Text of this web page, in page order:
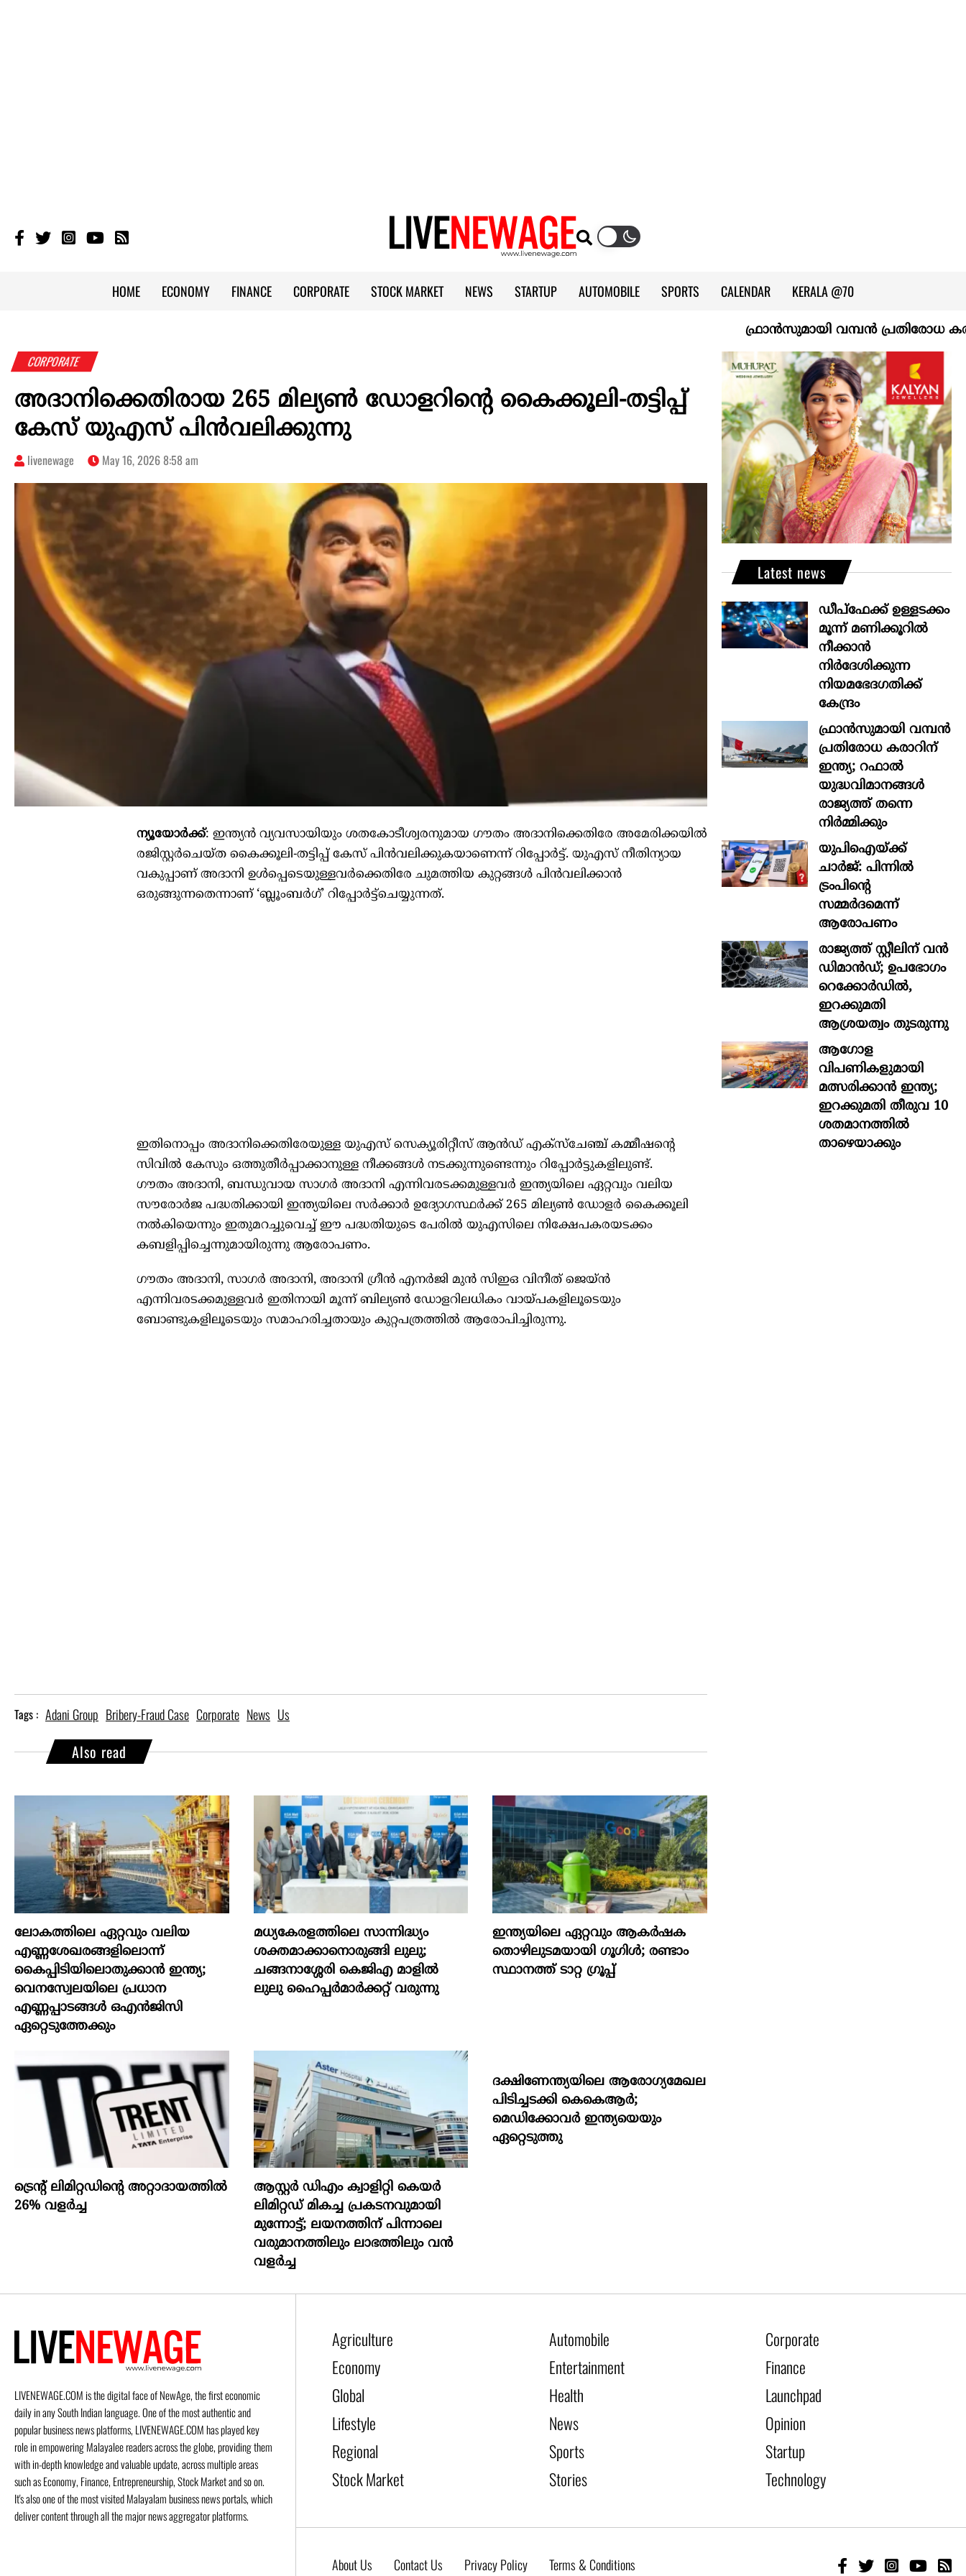
HOME ECONOMY FINANCE CORPORATE STOCK MARKET NEWS STARTUP AUTOMOBILE SPORTS CALENDAR KERALA @70
ഫ്രാൻസുമായി വമ്പന്‍ പ്രതിരോധ കരാറിന്
CORPORATE
അദാനിക്കെതിരായ 265 മില്യൺ ഡോളറിന്റെ കൈക്കൂലി-തട്ടിപ്പ്
കേസ് യുഎസ് പിൻവലിക്കുന്നു
livenewage May 16, 2026 8:58 am
ന്യൂയോർക്ക്: ഇന്ത്യൻ വ്യവസായിയും ശതകോടീശ്വരനുമായ ഗൗതം അദാനിക്കെതിരേ അമേരിക്കയിൽ
രജിസ്റ്റർചെയ്ത കൈക്കൂലി-തട്ടിപ്പ് കേസ് പിൻവലിക്കുകയാണെന്ന് റിപ്പോർട്ട്. യുഎസ് നീതിന്യായ
വകുപ്പാണ് അദാനി ഉൾപ്പെടെയുള്ളവർക്കെതിരേ ചുമത്തിയ കുറ്റങ്ങൾ പിൻവലിക്കാൻ
ഒരുങ്ങുന്നതെന്നാണ് ‘ബ്ലൂംബർഗ്’ റിപ്പോർട്ട്‌ചെയ്യുന്നത്.
ഇതിനൊപ്പം അദാനിക്കെതിരേയുള്ള യുഎസ് സെക്യൂരിറ്റീസ് ആൻഡ് എക്‌സ്‌ചേഞ്ച് കമ്മീഷന്റെ
സിവിൽ കേസും ഒത്തുതീർപ്പാക്കാനുള്ള നീക്കങ്ങൾ നടക്കുന്നുണ്ടെന്നും റിപ്പോർട്ടുകളിലുണ്ട്.
ഗൗതം അദാനി, ബന്ധുവായ സാഗർ അദാനി എന്നിവരടക്കമുള്ളവർ ഇന്ത്യയിലെ ഏറ്റവും വലിയ
സൗരോർജ പദ്ധതിക്കായി ഇന്ത്യയിലെ സർക്കാർ ഉദ്യോഗസ്ഥർക്ക് 265 മില്യൺ ഡോളർ കൈക്കൂലി
നൽകിയെന്നും ഇതുമറച്ചുവെച്ച് ഈ പദ്ധതിയുടെ പേരിൽ യുഎസിലെ നിക്ഷേപകരയടക്കം
കബളിപ്പിച്ചെന്നുമായിരുന്നു ആരോപണം.
ഗൗതം അദാനി, സാഗർ അദാനി, അദാനി ഗ്രീൻ എനർജി മുൻ സിഇഒ വിനീത് ജെയ്ൻ
എന്നിവരടക്കമുള്ളവർ ഇതിനായി മൂന്ന് ബില്യൺ ഡോളറിലധികം വായ്പകളിലൂടെയും
ബോണ്ടുകളിലൂടെയും സമാഹരിച്ചതായും കുറ്റപത്രത്തിൽ ആരോപിച്ചിരുന്നു.
Tags : Adani Group Bribery-Fraud Case Corporate News Us
Also read
ലോകത്തിലെ ഏറ്റവും വലിയ
എണ്ണശേഖരങ്ങളിലൊന്ന്
കൈപ്പിടിയിലൊതുക്കാന്‍ ഇന്ത്യ;
വെനസ്വേലയിലെ പ്രധാന
എണ്ണപ്പാടങ്ങള്‍ ഒഎന്‍ജിസി
ഏറ്റെടുത്തേക്കും
മധ്യകേരളത്തിലെ സാന്നിദ്ധ്യം
ശക്തമാക്കാനൊരുങ്ങി ലുലു;
ചങ്ങനാശ്ശേരി കെജിഎ മാളിൽ
ലുലു ഹൈപ്പർമാർക്കറ്റ് വരുന്നു
ഇന്ത്യയിലെ ഏറ്റവും ആകര്‍ഷക
തൊഴിലുടമയായി ഗൂഗിള്‍; രണ്ടാം
സ്ഥാനത്ത് ടാറ്റ ഗ്രൂപ്പ്
ട്രെന്റ് ലിമിറ്റഡിന്റെ അറ്റാദായത്തിൽ
26% വളര്‍ച്ച
ആസ്റ്റർ ഡിഎം ക്വാളിറ്റി കെയർ
ലിമിറ്റഡ് മികച്ച പ്രകടനവുമായി
മുന്നോട്ട്; ലയനത്തിന് പിന്നാലെ
വരുമാനത്തിലും ലാഭത്തിലും വൻ
വളർച്ച
ദക്ഷിണേന്ത്യയിലെ ആരോഗ്യമേഖല
പിടിച്ചടക്കി കെകെആർ;
മെഡിക്കോവർ ഇന്ത്യയെയും
ഏറ്റെടുത്തു
Latest news
ഡീപ്‌ഫേക്ക് ഉള്ളടക്കം
മൂന്ന് മണിക്കൂറിൽ
നീക്കാൻ
നിർദേശിക്കുന്ന
നിയമഭേദഗതിക്ക്
കേന്ദ്രം
ഫ്രാൻസുമായി വമ്പന്‍
പ്രതിരോധ കരാറിന്
ഇന്ത്യ; റഫാല്‍
യുദ്ധവിമാനങ്ങള്‍
രാജ്യത്ത് തന്നെ
നിര്‍മ്മിക്കും
യുപിഐയ്ക്ക്
ചാര്‍ജ്: പിന്നില്‍
ട്രംപിന്‍റെ
സമ്മര്‍ദമെന്ന്
ആരോപണം
രാജ്യത്ത് സ്റ്റീലിന് വൻ
ഡിമാൻഡ്; ഉപഭോഗം
റെക്കോർഡിൽ,
ഇറക്കുമതി
ആശ്രയത്വം തുടരുന്നു
ആഗോള
വിപണികളുമായി
മത്സരിക്കാൻ ഇന്ത്യ;
ഇറക്കുമതി തീരുവ 10
ശതമാനത്തിൽ
താഴെയാക്കും
LIVENEWAGE.COM is the digital face of NewAge, the first economic
daily in any South Indian language. One of the most authentic and
popular business news platforms, LIVENEWAGE.COM has played key
role in empowering Malayalee readers across the globe, providing them
with in-depth knowledge and valuable update, across multiple areas
such as Economy, Finance, Entrepreneurship, Stock Market and so on.
It's also one of the most visited Malayalam business news portals, which
deliver content through all the major news aggregator platforms.
Agriculture Automobile
Corporate
Economy
Entertainment
Finance
Global
Health
Launchpad
Lifestyle
News
Opinion
Regional
Sports
Startup
Stock Market
Stories Technology
About Us Contact Us Privacy Policy Terms & Conditions